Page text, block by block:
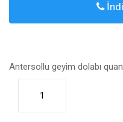
Antersollu geyim dolabı